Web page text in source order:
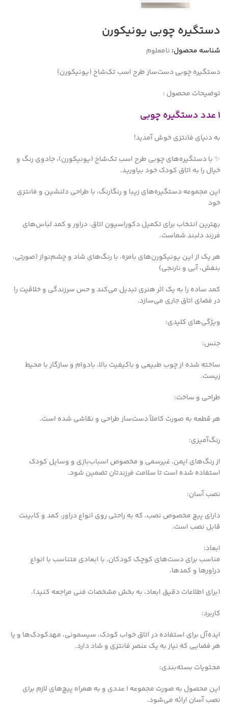
دستگیره چوبی یونیکورن
شناسه محصول: نامعلوم
دستگیره چوبی دست‌ساز طرح اسب تک‌شاخ (یونیکورن)
توضیحات محصول :
1 عدد دستگیره چوبی
به دنیای فانتزی خوش آمدید!
✨ با دستگیره‌های چوبی طرح اسب تک‌شاخ (یونیکورن)، جادوی رنگ و
خیال را به اتاق کودک خود بیاورید.
این مجموعه دستگیره‌های زیبا و رنگارنگ، با طراحی دلنشین و فانتزی
خود
بهترین انتخاب برای تکمیل دکوراسیون اتاق، دراور و کمد لباس‌های
فرزند دلبند شماست.
هر یک از این یونیکورن‌های بامزه، با رنگ‌های شاد و چشم‌نواز (صورتی،
بنفش، آبی و نارنجی)
کمد ساده را به یک اثر هنری تبدیل می‌کند و حس سرزندگی و خلاقیت را
در فضای اتاق جاری می‌سازد.
ویژگی‌های کلیدی:
جنس:
ساخته شده از چوب طبیعی و باکیفیت بالا، بادوام و سازگار با محیط
زیست.
طراحی و ساخت:
هر قطعه به صورت کاملاً دست‌ساز طراحی و نقاشی شده است.
رنگ‌آمیزی:
از رنگ‌های ایمن، غیرسمی و مخصوص اسباب‌بازی و وسایل کودک
استفاده شده است تا سلامت فرزندتان تضمین شود.
نصب آسان:
دارای پیچ مخصوص نصب، که به راحتی روی انواع دراور، کمد و کابینت
قابل نصب است.
ابعاد:
مناسب برای دست‌های کوچک کودکان، با ابعادی متناسب با انواع
دراورها و کمدها.
(برای اطلاعات دقیق ابعاد، به بخش مشخصات فنی مراجعه کنید).
کاربرد:
ایده‌آل برای استفاده در اتاق خواب کودک، سیسمونی، مهدکودک‌ها و یا
هر فضایی که نیاز به یک عنصر فانتزی و شاد دارد.
محتویات بسته‌بندی:
این محصول به صورت مجموعه 1 عددی و به همراه پیچ‌های لازم برای
نصب آسان ارائه می‌شود.